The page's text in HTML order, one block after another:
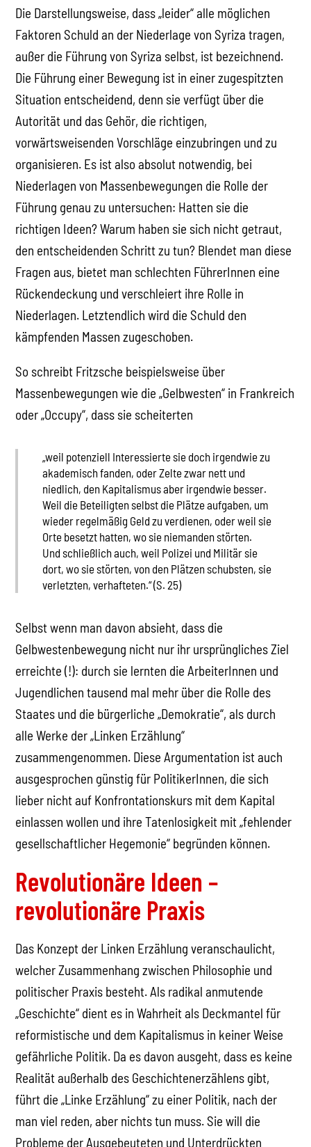
Die Darstellungsweise, dass „leider“ alle möglichen
Faktoren Schuld an der Niederlage von Syriza tragen,
außer die Führung von Syriza selbst, ist bezeichnend.
Die Führung einer Bewegung ist in einer zugespitzten
Situation entscheidend, denn sie verfügt über die
Autorität und das Gehör, die richtigen,
vorwärtsweisenden Vorschläge einzubringen und zu
organisieren. Es ist also absolut notwendig, bei
Niederlagen von Massenbewegungen die Rolle der
Führung genau zu untersuchen: Hatten sie die
richtigen Ideen? Warum haben sie sich nicht getraut,
den entscheidenden Schritt zu tun? Blendet man diese
Fragen aus, bietet man schlechten FührerInnen eine
Rückendeckung und verschleiert ihre Rolle in
Niederlagen. Letztendlich wird die Schuld den
kämpfenden Massen zugeschoben.
So schreibt Fritzsche beispielsweise über
Massenbewegungen wie die „Gelbwesten“ in Frankreich
oder „Occupy“, dass sie scheiterten
„weil potenziell Interessierte sie doch irgendwie zu
akademisch fanden, oder Zelte zwar nett und
niedlich, den Kapitalismus aber irgendwie besser.
Weil die Beteiligten selbst die Plätze aufgaben, um
wieder regelmäßig Geld zu verdienen, oder weil sie
Orte besetzt hatten, wo sie niemanden störten.
Und schließlich auch, weil Polizei und Militär sie
dort, wo sie störten, von den Plätzen schubsten, sie
verletzten, verhafteten.“ (S. 25)
Selbst wenn man davon absieht, dass die
Gelbwestenbewegung nicht nur ihr ursprüngliches Ziel
erreichte (!): durch sie lernten die ArbeiterInnen und
Jugendlichen tausend mal mehr über die Rolle des
Staates und die bürgerliche „Demokratie“, als durch
alle Werke der „Linken Erzählung“
zusammengenommen. Diese Argumentation ist auch
ausgesprochen günstig für PolitikerInnen, die sich
lieber nicht auf Konfrontationskurs mit dem Kapital
einlassen wollen und ihre Tatenlosigkeit mit „fehlender
gesellschaftlicher Hegemonie“ begründen können.
Revolutionäre Ideen –
revolutionäre Praxis
Das Konzept der Linken Erzählung veranschaulicht,
welcher Zusammenhang zwischen Philosophie und
politischer Praxis besteht. Als radikal anmutende
„Geschichte“ dient es in Wahrheit als Deckmantel für
reformistische und dem Kapitalismus in keiner Weise
gefährliche Politik. Da es davon ausgeht, dass es keine
Realität außerhalb des Geschichtenerzählens gibt,
führt die „Linke Erzählung“ zu einer Politik, nach der
man viel reden, aber nichts tun muss. Sie will die
Probleme der Ausgebeuteten und Unterdrückten